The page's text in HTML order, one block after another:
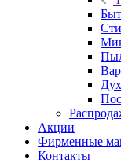
Акции
Фирменные
Контакты